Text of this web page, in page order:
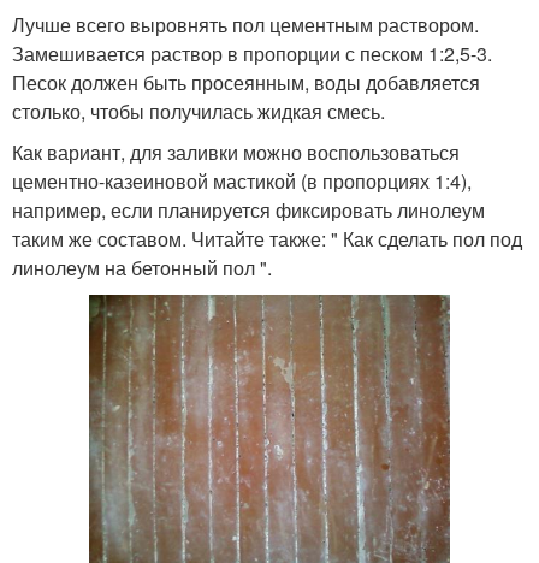
Лучше всего выровнять пол цементным раствором.
Замешивается раствор в пропорции с песком 1:2,5-3.
Песок должен быть просеянным, воды добавляется
столько, чтобы получилась жидкая смесь.
Как вариант, для заливки можно воспользоваться
цементно-казеиновой мастикой (в пропорциях 1:4),
например, если планируется фиксировать линолеум
таким же составом. Читайте также: " Как сделать пол под
линолеум на бетонный пол ".